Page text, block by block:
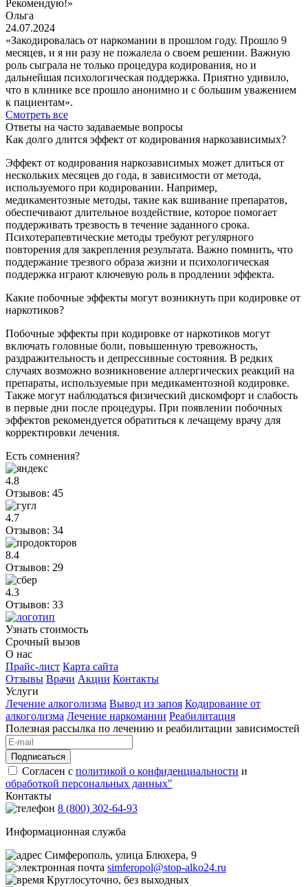
Рекомендую!»
Ольга
24.07.2024
«Закодировалась от наркомании в прошлом году. Прошло 9
месяцев, и я ни разу не пожалела о своем решении. Важную
роль сыграла не только процедура кодирования, но и
дальнейшая психологическая поддержка. Приятно удивило,
что в клинике все прошло анонимно и с большим уважением
к пациентам».
Смотреть все
Ответы на часто задаваемые вопросы
Как долго длится эффект от кодирования наркозависимых?
Эффект от кодирования наркозависимых может длиться от
нескольких месяцев до года, в зависимости от метода,
используемого при кодировании. Например,
медикаментозные методы, такие как вшивание препаратов,
обеспечивают длительное воздействие, которое помогает
поддерживать трезвость в течение заданного срока.
Психотерапевтические методы требуют регулярного
повторения для закрепления результата. Важно помнить, что
поддержание трезвого образа жизни и психологическая
поддержка играют ключевую роль в продлении эффекта.
Какие побочные эффекты могут возникнуть при кодировке от
наркотиков?
Побочные эффекты при кодировке от наркотиков могут
включать головные боли, повышенную тревожность,
раздражительность и депрессивные состояния. В редких
случаях возможно возникновение аллергических реакций на
препараты, используемые при медикаментозной кодировке.
Также могут наблюдаться физический дискомфорт и слабость
в первые дни после процедуры. При появлении побочных
эффектов рекомендуется обратиться к лечащему врачу для
корректировки лечения.
Есть сомнения?
4.8
Отзывов: 45
4.7
Отзывов: 34
8.4
Отзывов: 29
4.3
Отзывов: 33
Узнать стоимость
Срочный вызов
О нас
Прайс-лист Карта сайта
Отзывы Врачи Акции Контакты
Услуги
Лечение алкоголизма Вывод из запоя Кодирование от
алкоголизма Лечение наркомании Реабилитация
Полезная рассылка по лечению и реабилитации зависимостей
Подписаться
Согласен с политикой о конфиденциальности и
обработкой персональных данных"
Контакты
8 (800) 302-64-93
Информационная служба
Симферополь, улица Блюхера, 9
simferopol@stop-alko24.ru
Круглосуточно, без выходных